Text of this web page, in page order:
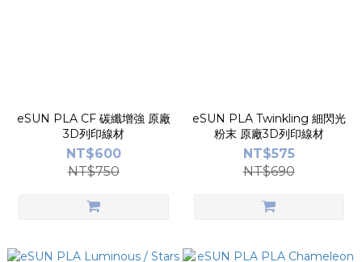
eSUN PLA CF 碳纖增強 原廠
3D列印線材
NT$600
NT$750
eSUN PLA Twinkling 細閃光
粉末 原廠3D列印線材
NT$575
NT$690